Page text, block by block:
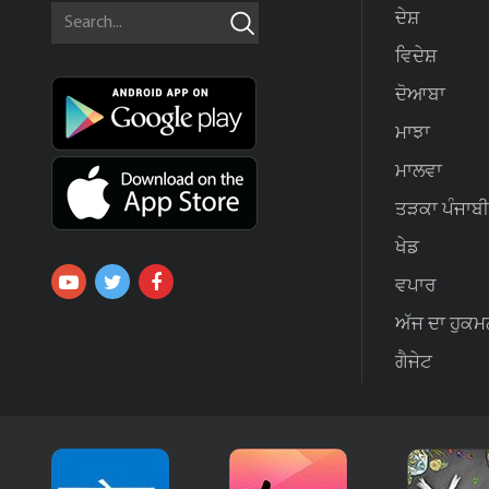
ਦੇਸ਼
ਵਿਦੇਸ਼
ਦੋਆਬਾ
ਮਾਝਾ
ਮਾਲਵਾ
ਤੜਕਾ ਪੰਜਾਬੀ
ਖੇਡ
ਵਪਾਰ
ਅੱਜ ਦਾ
ਗੈਜੇਟ